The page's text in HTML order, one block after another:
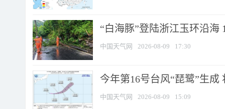
“白海豚”登陆浙江玉环沿海
中国天气网 2026-08-09 17:30
今年第16号台风“琵鹭”生
中国天气网 2026-08-09 15:09